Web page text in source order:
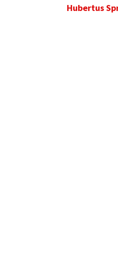
Hubertus